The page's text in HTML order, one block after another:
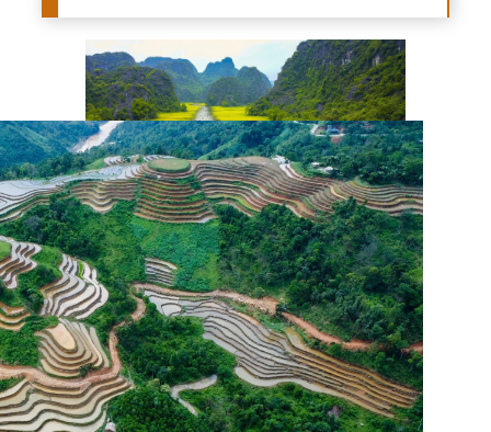
长安名胜群是越南被联合国教科文组织列
为世界文化与自然遗产的首处双重遗产。
图自越通社